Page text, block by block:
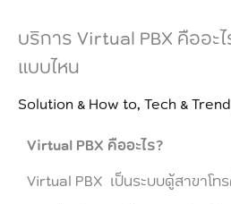
บริการ Virtual PBX คืออะ
แบบไหน
Solution & How to, Tech & Trend
Virtual PBX คืออะไร?
Virtual PBX เป็นระบบตู้สาขาโ